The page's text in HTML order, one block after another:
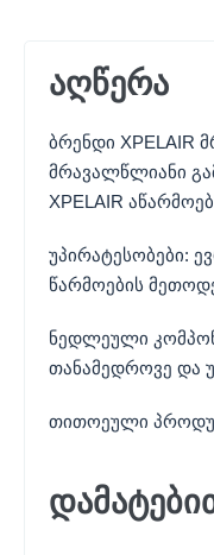
აღწერა
ბრენდი XPELAIR
მრავალწლიანი
XPELAIR
უპირატესობები:
წარმოების
ნედლეული
თანამედროვე და
თითოეული